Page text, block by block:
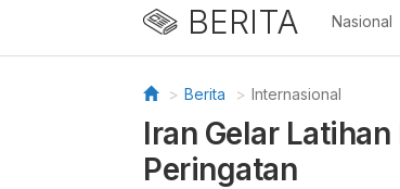
BERITA Nasional
Berita Internasional
Iran Gelar
Peringatan